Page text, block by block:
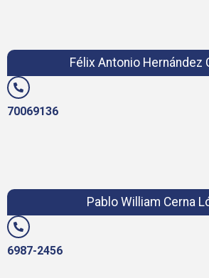
Félix Antonio Hernández
70069136
Pablo William Cerna
6987-2456